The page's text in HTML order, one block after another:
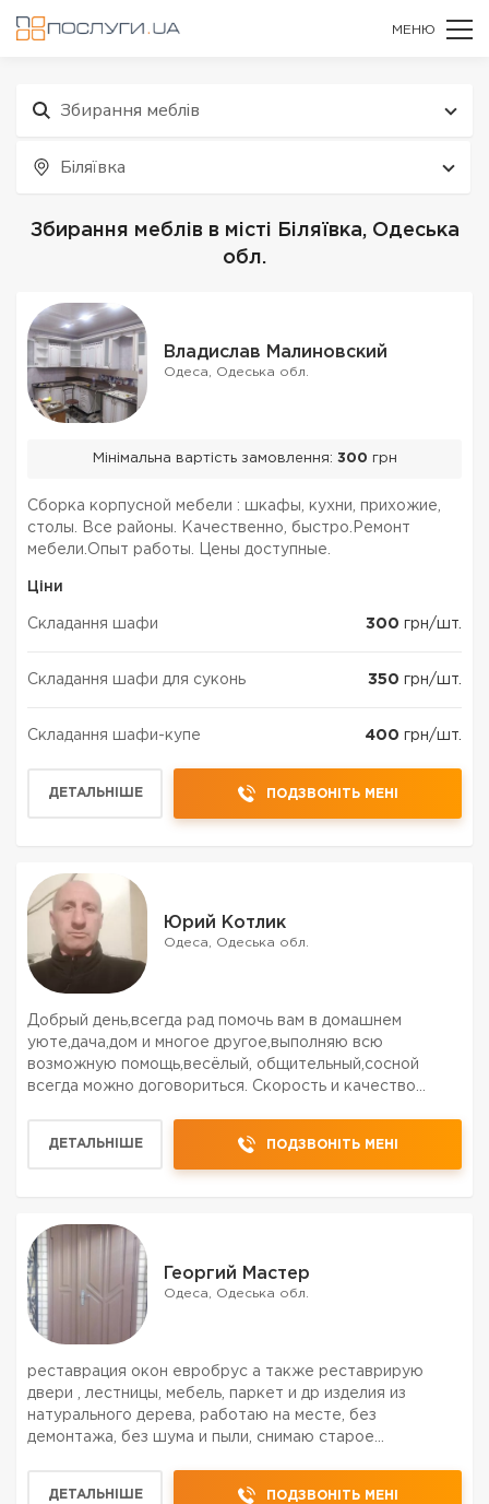
МЕНЮ
Збирання меблів
Біляївка
Збирання меблів в місті Біляївка, Одеська
обл.
Владислав Малиновский
Одеса, Одеська обл.
Мінімальна вартість замовлення: 300 грн
Сборка корпусной мебели : шкафы, кухни, прихожие,
столы. Все районы. Качественно, быстро.Ремонт
мебели.Опыт работы. Цены доступные.
Ціни
Складання шафи 300 грн/шт.
Складання шафи для суконь 350 грн/шт.
Складання шафи-купе 400 грн/шт.
ДЕТАЛЬНІШЕ ПОДЗВОНІТЬ МЕНІ
Юрий Котлик
Одеса, Одеська обл.
Добрый день,всегда рад помочь вам в домашнем
уюте,дача,дом и многое другое,выполняю всю
возможную помощь,весёлый, общительный,сосной
всегда можно договориться. Скорость и качество
ДЕТАЛЬНІШЕ ПОДЗВОНІТЬ МЕНІ
Георгий Мастер
Одеса, Одеська обл.
реставрация окон евробрус а также реставрирую
двери , лестницы, мебель, паркет и др изделия из
натурального дерева, работаю на месте, без
демонтажа, без шума и пыли, снимаю старое
ДЕТАЛЬНІШЕ ПОДЗВОНІТЬ МЕНІ